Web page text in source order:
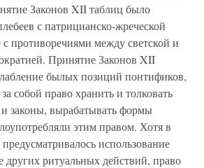
Законов XII таблиц было
с патрицианско-жреческой
противоречиями между светской и
Принятие Законов XII
былых позиций понтификов,
собой право хранить и толковать
законы, вырабатывать формы
этим правом. Хотя в
использование
других ритуальных действий, право